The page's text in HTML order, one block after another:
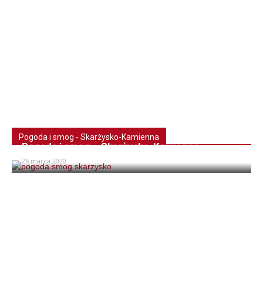
Pogoda i smog - Skarżysko-Kamienna
Pogoda i smog – Skarżysko-Kamienna
26 marca 2020